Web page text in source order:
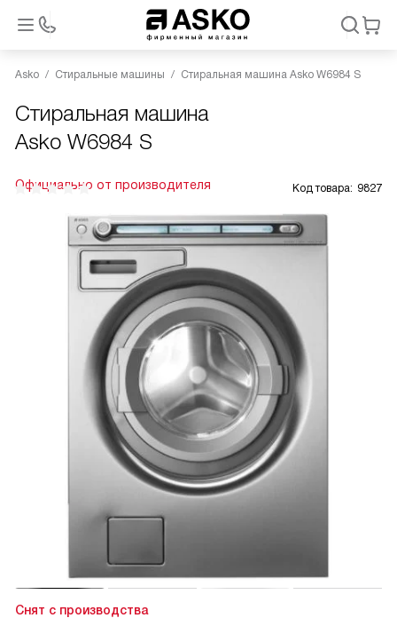
Asko Стиральные машины Стиральная машина Asko W6984 S
Стиральная машина
Asko W6984 S
Официально от производителя Код товара: 9827
Снят с производства